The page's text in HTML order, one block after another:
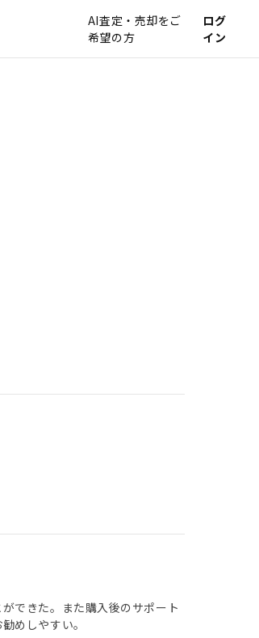
AI査定・売却をご
希望の方
ログ
イン
できた。また購入後のサポート
めしやすい。